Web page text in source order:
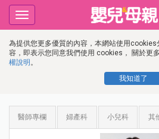
為提供您更多優質的內容，本網站使用
容，即表示您同意我們使用 cookies， 關於更
權說明 。
我知道了
Toggle
navigation
醫師專欄 婦產科 小兒科 其